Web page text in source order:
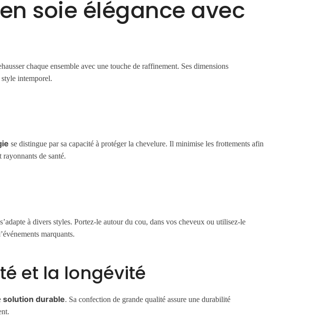
soie élégance avec
chaque ensemble avec une touche de raffinement. Ses dimensions
intemporel.
se distingue par sa capacité à protéger la chevelure. Il minimise les frottements afin
de santé.
s’adapte à divers styles. Portez-le autour du cou, dans vos cheveux ou utilisez-le
marquants.
et la longévité
solution durable. Sa confection de grande qualité assure une durabilité